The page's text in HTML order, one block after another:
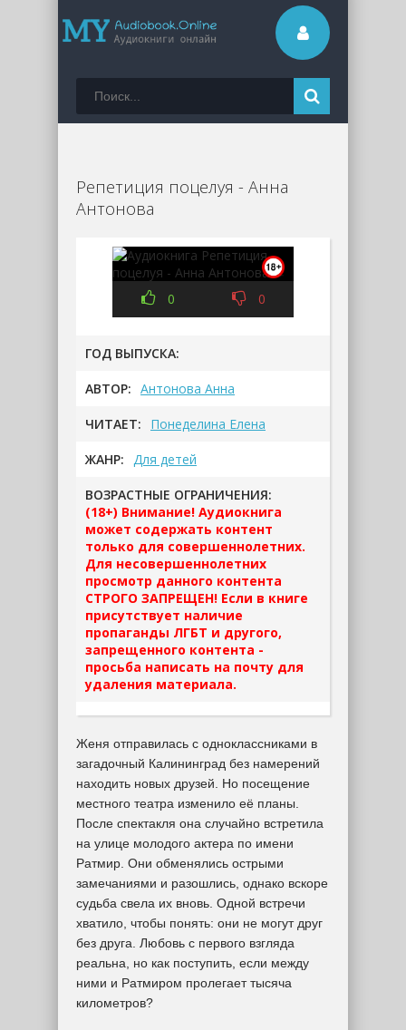
Репетиция поцелуя - Анна
Антонова
0 0
ГОД ВЫПУСКА:
АВТОР: Антонова Анна
ЧИТАЕТ: Понеделина Елена
ЖАНР: Для детей
ВОЗРАСТНЫЕ ОГРАНИЧЕНИЯ:
(18+) Внимание! Аудиокнига
может содержать контент
только для совершеннолетних.
Для несовершеннолетних
просмотр данного контента
СТРОГО ЗАПРЕЩЕН! Если в книге
присутствует наличие
пропаганды ЛГБТ и другого,
запрещенного контента -
просьба написать на почту для
удаления материала.
Женя отправилась с одноклассниками в
загадочный Калининград без намерений
находить новых друзей. Но посещение
местного театра изменило её планы.
После спектакля она случайно встретила
на улице молодого актера по имени
Ратмир. Они обменялись острыми
замечаниями и разошлись, однако вскоре
судьба свела их вновь. Одной встречи
хватило, чтобы понять: они не могут друг
без друга. Любовь с первого взгляда
реальна, но как поступить, если между
ними и Ратмиром пролегает тысяча
километров?